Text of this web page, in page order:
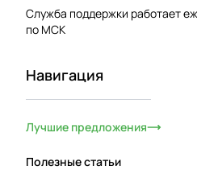
Служба поддержки работает
по МСК
Навигация
Лучшие предложения
Полезные статьи